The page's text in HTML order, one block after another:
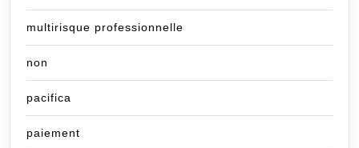
multirisque professionnelle
non
pacifica
paiement